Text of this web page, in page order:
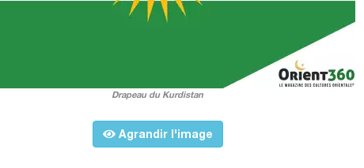
Drapeau du Kurdistan
Agrandir l'image